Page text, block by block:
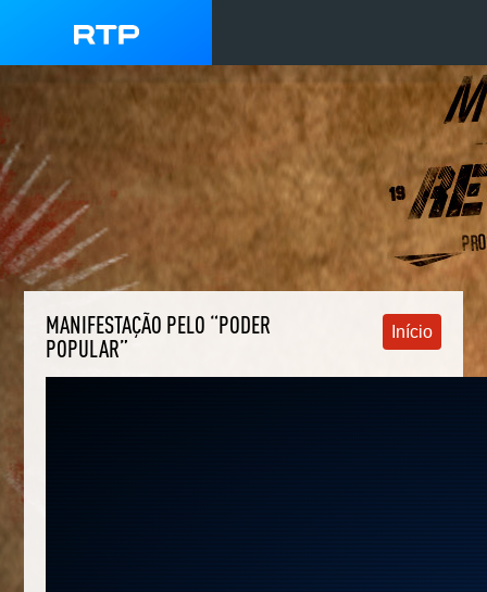
MANIFESTAÇÃO PELO “PODER
POPULAR”
Início